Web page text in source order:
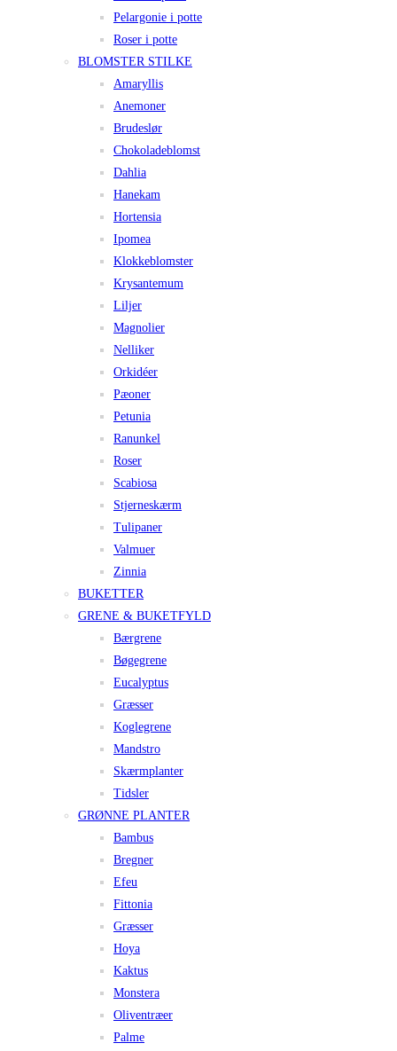
Pelargonie i potte
Roser i potte
BLOMSTER STILKE
Amaryllis
Anemoner
Brudeslør
Chokoladeblomst
Dahlia
Hanekam
Hortensia
Ipomea
Klokkeblomster
Krysantemum
Liljer
Magnolier
Nelliker
Orkidéer
Pæoner
Petunia
Ranunkel
Roser
Scabiosa
Stjerneskærm
Tulipaner
Valmuer
Zinnia
BUKETTER
GRENE & BUKETFYLD
Bærgrene
Bøgegrene
Eucalyptus
Græsser
Koglegrene
Mandstro
Skærmplanter
Tidsler
GRØNNE PLANTER
Bambus
Bregner
Efeu
Fittonia
Græsser
Hoya
Kaktus
Monstera
Oliventræer
Palme